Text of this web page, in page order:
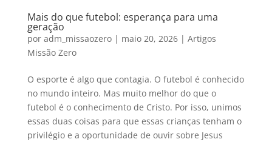
Mais do que futebol: esperança para uma
geração
por adm_missaozero| maio 20, 2026| Artigos
Missão Zero
O esporte é algo que contagia. O futebol é conhecido
no mundo inteiro. Mas muito melhor do que o
futebol é o conhecimento de Cristo. Por isso, unimos
essas duas coisas para que essas crianças tenham o
privilégio e a oportunidade de ouvir sobre Jesus